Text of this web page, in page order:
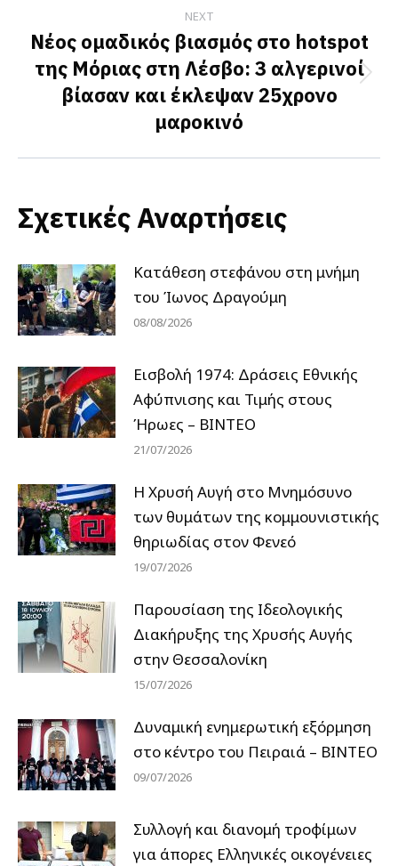
NEXT
Next
post:
Νέος ομαδικός βιασμός στο hotspot
της Μόριας στη Λέσβο: 3 αλγερινοί
βίασαν και έκλεψαν 25χρονο
μαροκινό
Σχετικές Αναρτήσεις
Κατάθεση στεφάνου στη μνήμη
του Ίωνος Δραγούμη
08/08/2026
Εισβολή 1974: Δράσεις Εθνικής
Αφύπνισης και Τιμής στους
Ήρωες – ΒΙΝΤΕΟ
21/07/2026
Η Χρυσή Αυγή στο Μνημόσυνο
των θυμάτων της κομμουνιστικής
θηριωδίας στον Φενεό
19/07/2026
Παρουσίαση της Ιδεολογικής
Διακήρυξης της Χρυσής Αυγής
στην Θεσσαλονίκη
15/07/2026
Δυναμική ενημερωτική εξόρμηση
στο κέντρο του Πειραιά – ΒΙΝΤΕΟ
09/07/2026
Συλλογή και διανομή τροφίμων
για άπορες Ελληνικές οικογένειες